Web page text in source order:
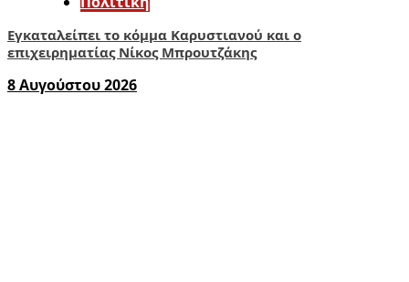
Εγκαταλείπει το κόμμα Καρυστιανού και ο
επιχειρηματίας Νίκος Μπρουτζάκης
8 Αυγούστου 2026